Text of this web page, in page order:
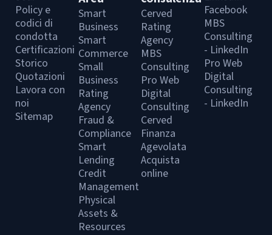
Policy e
codici di
condotta
Certificazioni
Storico
Quotazioni
Lavora con
noi
Sitemap
Smart
Business
Smart
Commerce
Small
Business
Rating
Agency
Fraud &
Compliance
Smart
Lending
Credit
Management
Physical
Assets &
Resources
Cerved
Rating
Agency
MBS
Consulting
Pro Web
Digital
Consulting
Cerved
Finanza
Agevolata
Acquista
online
Facebook
MBS
Consulting
- LinkedIn
Pro Web
Digital
Consulting
- LinkedIn